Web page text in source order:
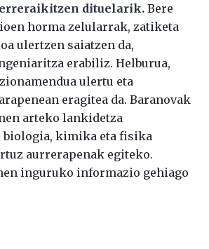
dituelarik. Bere
horma zelularrak, zatiketa
ulertzen saiatzen da,
erabiliz. Helburua,
ulertu eta
eragitea da. Baranovak
arteko lankidetza
biologia, kimika eta fisika
aurrerapenak egiteko.
inguruko informazio gehiago